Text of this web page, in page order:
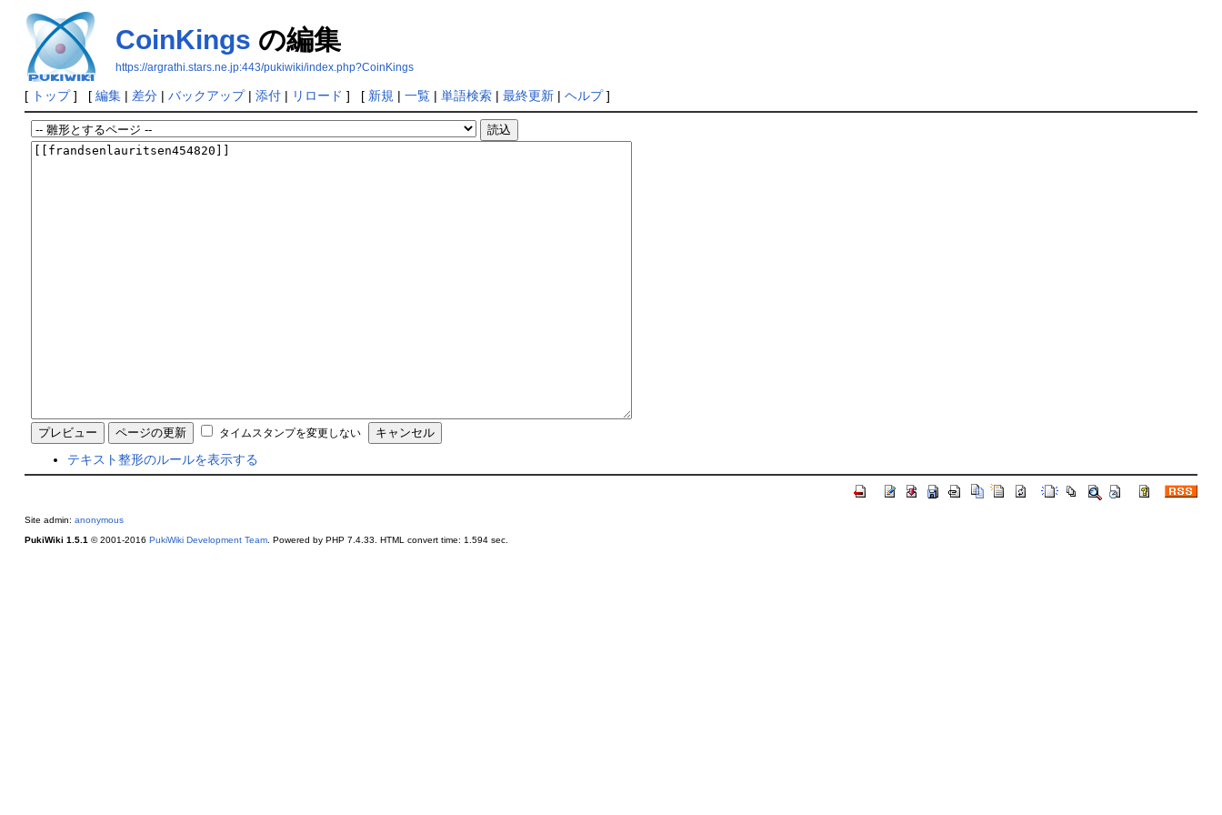
CoinKings の編集
https://argrathi.stars.ne.jp:443/pukiwiki/index.php?CoinKings
[ トップ] [ 編集| 差分| バックアップ| 添付| リロード ] [ 新規 | 一覧| 単語検索| 最終更新| ヘルプ]
タイムスタンプを変更しない
テキスト整形のルールを表示する
Site admin: anonymous
PukiWiki 1.5.1 © 2001-2016 PukiWiki Development Team. Powered by PHP 7.4.33. HTML convert time: 1.594 sec.